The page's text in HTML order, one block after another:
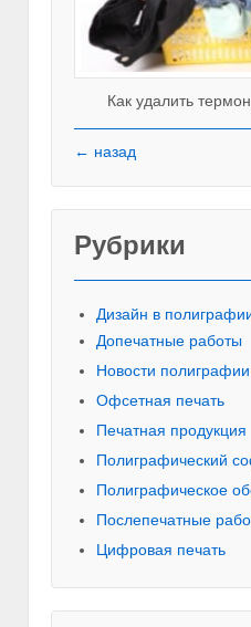
Как удалить
← назад
Рубрики
Дизайн в
Допечатные работы
Новости полиграфии
Офсетная печать
Печатная продукция
Полиграфический
Полиграфическое
Послепечатные
Цифровая печать